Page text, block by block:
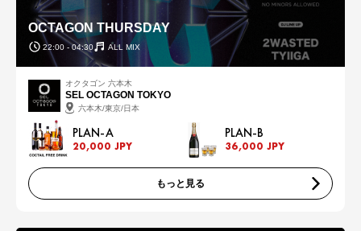
OCTAGON THURSDAY
22:00 - 04:30 ALL MIX
オクタゴン 六本木
SEL OCTAGON TOKYO
六本木/東京/日本
PLAN-A
20,000 JPY
PLAN-B
36,000 JPY
もっと見る